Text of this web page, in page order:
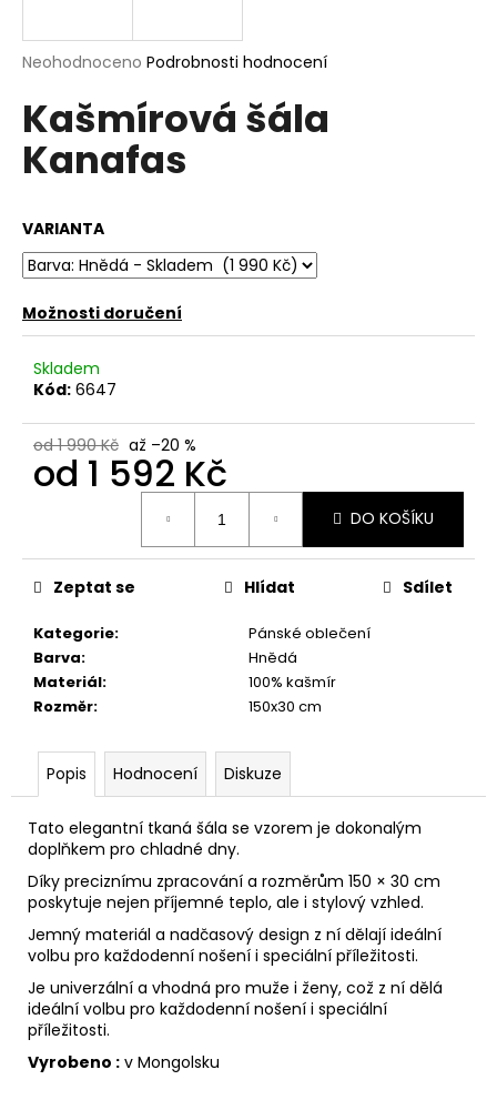
Průměrné
produktu
je
0,0
Neohodnoceno Podrobnosti hodnocení
Kašmírová šála
Kanafas
VARIANTA
Možnosti doručení
Skladem
Kód: 6647
od 1 990 Kč až –20 %
od 1 592 Kč
DO KOŠÍKU
Kategorie:
Pánské oblečení
Barva:
Hnědá
Materiál:
100% kašmír
Rozměr: 150x30 cm
Zeptat se Hlídat Sdílet
Popis Hodnocení Diskuze
Tato elegantní tkaná šála se vzorem je dokonalým
doplňkem pro chladné dny.
Díky preciznímu zpracování a rozměrům 150 × 30 cm
poskytuje nejen příjemné teplo, ale i stylový vzhled.
Jemný materiál a nadčasový design z ní dělají ideální
volbu pro každodenní nošení i speciální příležitosti.
Je univerzální a vhodná pro muže i ženy, což z ní dělá
ideální volbu pro každodenní nošení i speciální
příležitosti.
Vyrobeno : v Mongolsku
j
t
?
HLEDAT
o
p
o
u
e
m
e